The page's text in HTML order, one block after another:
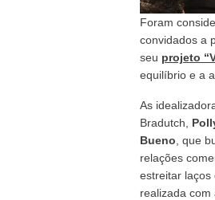
Foram
convidados a
seu projeto
equilíbrio e a
As
Bradutch,
Bueno , que
relações
estreitar laços
realizada